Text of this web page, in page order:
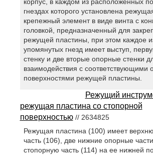
корпус, в каждом из расположенных
гнездах которого установлена
крепежный элемент в виде винта с
головкой, предназначенный для
режущей пластины, при этом каждое
упомянутых гнезд имеет выступ,
стенку и две вторые опорные стенки
взаимодействия с соответствующими
поверхностями режущей пластины.
Режущий
режущая пластина со стопорной
поверхностью// 2634825
Режущая пластина (100) имеет
часть (106), две нижние опорные
стопорную часть (114) на ее нижней